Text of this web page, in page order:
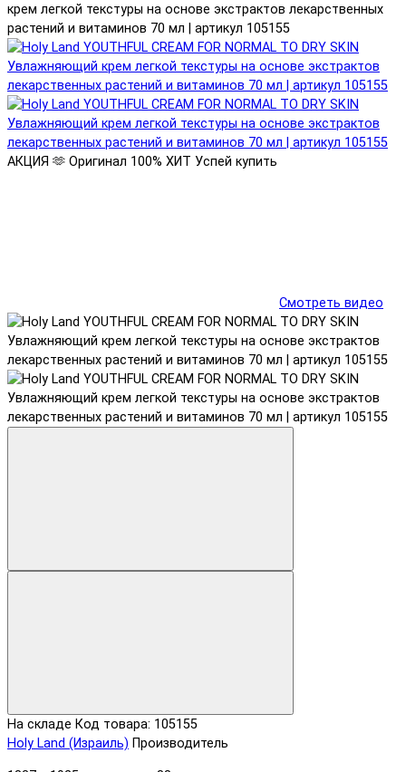
крем легкой текстуры на основе экстрактов лекарственных
растений и витаминов 70 мл | артикул 105155
АКЦИЯ 🫶 Оригинал 100% ХИТ Успей купить
Смотреть видео
На складе Код товара: 105155
Holy Land (Израиль) Производитель